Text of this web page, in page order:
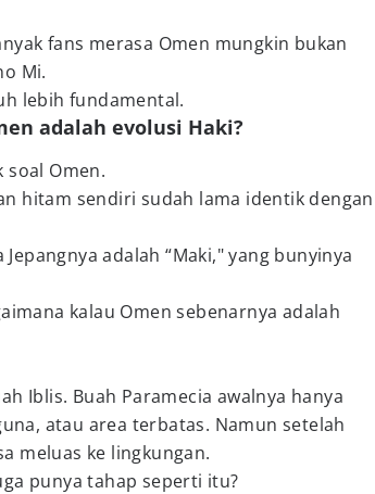
fans merasa Omen mungkin bukan
Mi.
lebih fundamental.
adalah evolusi Haki?
soal Omen.
hitam sendiri sudah lama identik dengan
adalah “Maki," yang bunyinya
kalau Omen sebenarnya adalah
Iblis. Buah Paramecia awalnya hanya
atau area terbatas. Namun setelah
meluas ke lingkungan.
punya tahap seperti itu?